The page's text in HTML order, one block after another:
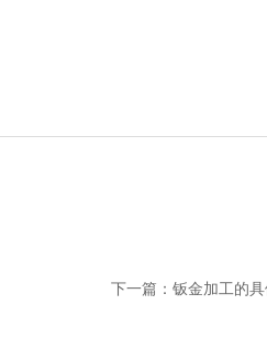
下一篇： 钣金加工的